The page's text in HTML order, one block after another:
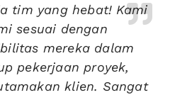
tim yang hebat! Kami
sesuai dengan
mereka dalam
pekerjaan proyek,
klien. Sangat